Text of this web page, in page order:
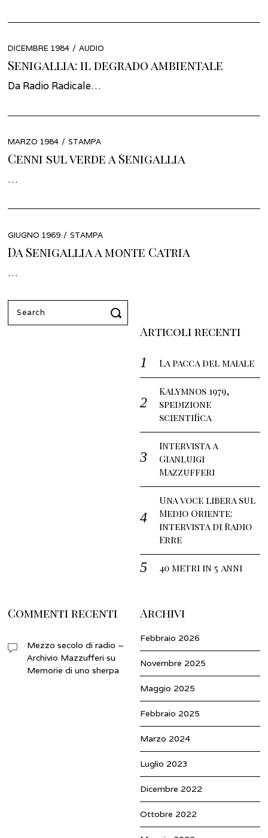
POSTED
ON
DICEMBRE 1984 GENNAIO
2022
AUDIO
Senigallia: il degrado ambientale
Da Radio Radicale…
POSTED
ON
MARZO 1984 MARZO
2022
STAMPA
Cenni sul verde a Senigallia
…
POSTED
ON
GIUGNO 1969 FEBBRAIO
2022
STAMPA
Da Senigallia a monte Catria
…
Search
for:
Articoli recenti
La pacca del maiale
Kalymnos 1979,
spedizione
scientifica
Intervista a
Gianluigi
Mazzufferi
Una voce libera sul
Medio Oriente:
intervista di Radio
Erre
40 metri in 5 anni
Commenti recenti
Mezzo secolo di radio –
Archivio Mazzufferi su
Memorie di uno sherpa
Archivi
Febbraio 2026
Novembre 2025
Maggio 2025
Febbraio 2025
Marzo 2024
Luglio 2023
Dicembre 2022
Ottobre 2022